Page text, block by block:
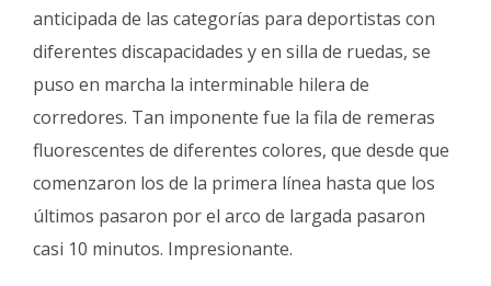
anticipada de las categorías para deportistas con
diferentes discapacidades y en silla de ruedas, se
puso en marcha la interminable hilera de
corredores. Tan imponente fue la fila de remeras
fluorescentes de diferentes colores, que desde que
comenzaron los de la primera línea hasta que los
últimos pasaron por el arco de largada pasaron
casi 10 minutos. Impresionante.